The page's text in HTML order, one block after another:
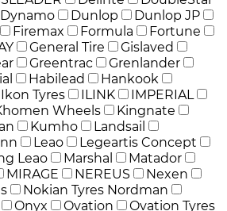
Dynamo Dunlop
Dunlop JP
Firemax Formula
Fortune
General Tire
Gislaved
Greentrac
Grenlander
Habilead
Hankook
Ikon Tyres ILINK
IMPERIAL
Wheels
Kingnate
Kumho
Landsail
Leao
Legeartis Concept
Leao Marshal
Matador
MIRAGE NEREUS
Nexen
Nokian Tyres Nordman
Onyx Ovation Ovation Tyres